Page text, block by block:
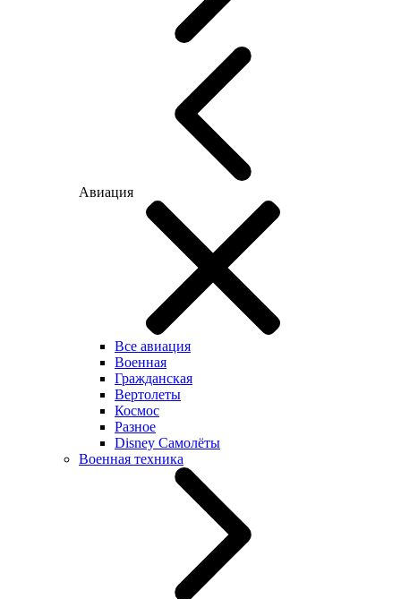
Авиация
Все авиация
Военная
Гражданская
Вертолеты
Космос
Разное
Disney Самолёты
Военная техника